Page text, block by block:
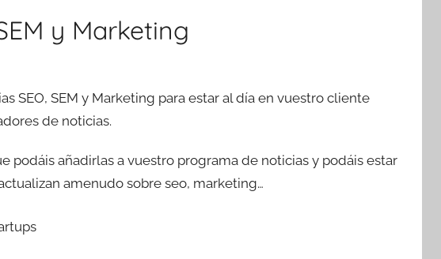
y Marketing
SEO, SEM y Marketing para estar al día en vuestro cliente
de noticias.
podáis añadirlas a vuestro programa de noticias y podáis estar
amenudo sobre seo, marketing…